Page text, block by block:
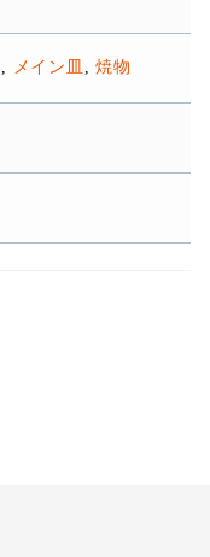
メイン皿 ,焼物